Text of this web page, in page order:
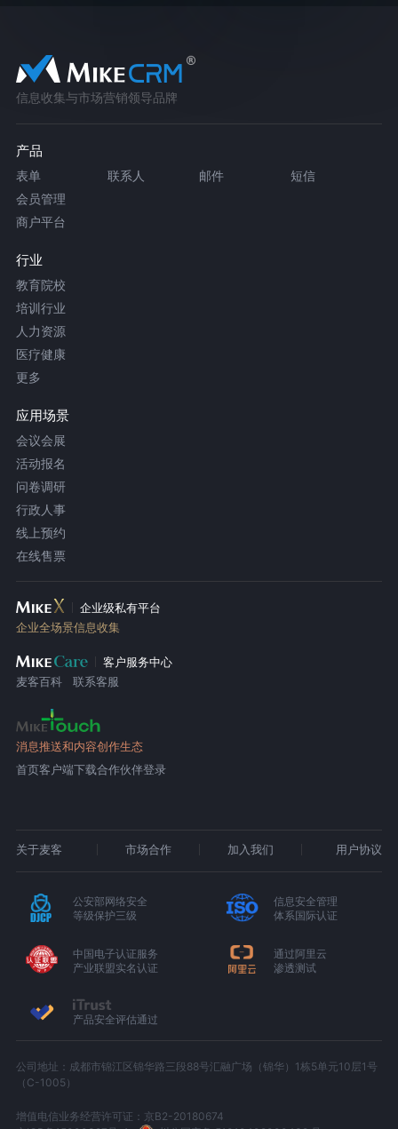
信息收集与市场营销领导品牌
产品
表单 联系人 邮件
短信
会员管理
商户平台
行业
教育院校
培训行业
人力资源
医疗健康
更多
应用场景
会议会展
活动报名
问卷调研
行政人事
线上预约
在线售票
企业级私有平台
企业全场景信息收集
客户服务中心
麦客百科
联系客服
消息推送和内容创作生态
首页客户端下载合作伙伴登录
关于麦客 市场合作 加入我们 用户协议
公安部网络安全
等级保护三级
信息安全管理
体系国际认证
中国电子认证服务
产业联盟实名认证
通过阿里云
渗透测试
产品安全评估通过
公司地址：成都市锦江区锦华路三段88号汇融广场（锦华）1栋5单元10层1号
（C-1005）
增值电信业务经营许可证：京B2-20180674